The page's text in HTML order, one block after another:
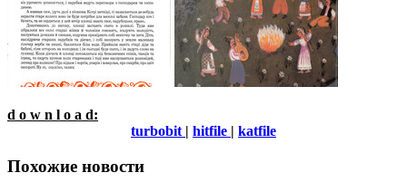
d o w n l o a d:
turbobit | hitfile | katfile
Похожие новости